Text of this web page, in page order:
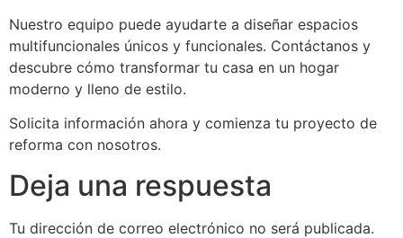
Nuestro equipo puede ayudarte a diseñar espacios
multifuncionales únicos y funcionales. Contáctanos y
descubre cómo transformar tu casa en un hogar
moderno y lleno de estilo.
Solicita información ahora y comienza tu proyecto de
reforma con nosotros.
Deja una respuesta
Tu dirección de correo electrónico no será publicada.